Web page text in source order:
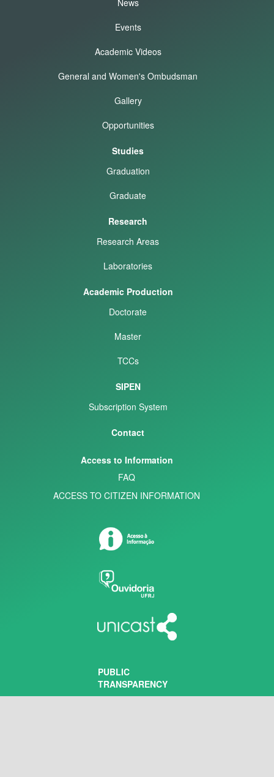
Events
Academic Videos
General and Women's Ombudsman
Gallery
Opportunities
Studies
Graduation
Graduate
Research
Research Areas
Laboratories
Academic Production
Doctorate
Master
TCCs
SIPEN
Subscription System
Contact
Access to Information
FAQ
ACCESS TO CITIZEN INFORMATION
PUBLIC
TRANSPARENCY